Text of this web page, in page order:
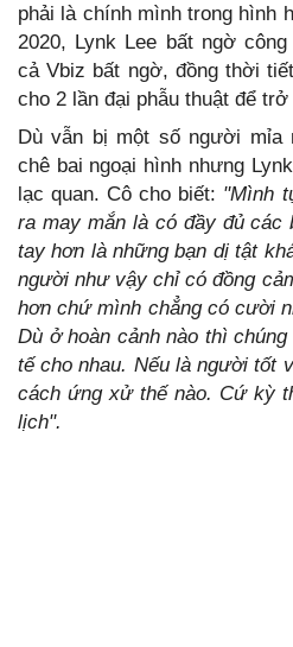
phải là chính mình trong hình
2020, Lynk Lee bất ngờ
cả Vbiz bất ngờ, đồng thời
cho 2 lần đại phẫu thuật để
Dù vẫn bị một số người mỉa
chê bai ngoại hình nhưng
lạc quan. Cô cho biết: "Mình
ra may mắn là có đầy đủ các
tay hơn là những bạn dị tật
người như vậy chỉ có đồng
hơn chứ mình chẳng có cười
Dù ở hoàn cảnh nào thì
tế cho nhau. Nếu là người tốt
cách ứng xử thế nào. Cứ kỳ
lịch".